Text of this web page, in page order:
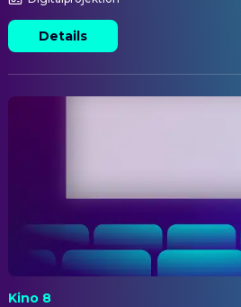
Details
Kino 8